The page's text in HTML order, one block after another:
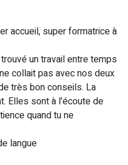
accueil, super formatrice à
un travail entre temps
collait pas avec nos deux
très bon conseils. La
Elles sont à l’écoute de
quand tu ne
langue